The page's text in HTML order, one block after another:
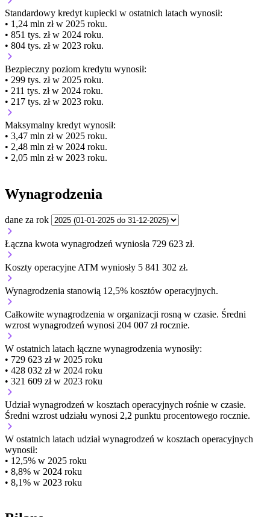
Standardowy kredyt kupiecki w ostatnich latach wynosił:
• 1,24 mln zł w 2025 roku.
• 851 tys. zł w 2024 roku.
• 804 tys. zł w 2023 roku.
Bezpieczny poziom kredytu wynosił:
• 299 tys. zł w 2025 roku.
• 211 tys. zł w 2024 roku.
• 217 tys. zł w 2023 roku.
Maksymalny kredyt wynosił:
• 3,47 mln zł w 2025 roku.
• 2,48 mln zł w 2024 roku.
• 2,05 mln zł w 2023 roku.
Wynagrodzenia
dane za rok
Łączna kwota wynagrodzeń wyniosła 729 623 zł.
Koszty operacyjne ATM wyniosły 5 841 302 zł.
Wynagrodzenia stanowią 12,5% kosztów operacyjnych.
Całkowite wynagrodzenia w organizacji rosną w czasie. Średni
wzrost wynagrodzeń wynosi 204 007 zł rocznie.
W ostatnich latach łączne wynagrodzenia wynosiły:
• 729 623 zł w 2025 roku
• 428 032 zł w 2024 roku
• 321 609 zł w 2023 roku
Udział wynagrodzeń w kosztach operacyjnych rośnie w czasie.
Średni wzrost udziału wynosi 2,2 punktu procentowego rocznie.
W ostatnich latach udział wynagrodzeń w kosztach operacyjnych
wynosił:
• 12,5% w 2025 roku
• 8,8% w 2024 roku
• 8,1% w 2023 roku